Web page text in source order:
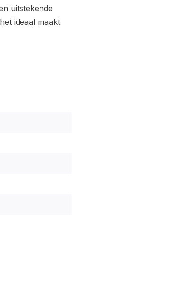
uitstekende
ideaal maakt